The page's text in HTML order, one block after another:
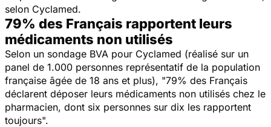
selon Cyclamed.
79% des Français rapportent leurs
médicaments non utilisés
Selon un sondage BVA pour Cyclamed (réalisé sur un
panel de 1.000 personnes représentatif de la population
française âgée de 18 ans et plus), "79% des Français
déclarent déposer leurs médicaments non utilisés chez le
pharmacien, dont six personnes sur dix les rapportent
toujours".